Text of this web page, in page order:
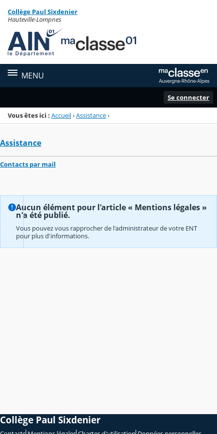
Menu de la rubrique
Contenu
Collège Paul Sixdenier
Hauteville-Lompnes
MENU
Se connecter
Vous êtes ici : Accueil›Assistance›
Assistance
Contacts par mail
Aucun élément pour l'article « Mentions légales »
n'a été publié.
Vous pouvez vous rapprocher de l'administrateur de votre ENT
pour plus d'informations.
Collège Paul Sixdenier